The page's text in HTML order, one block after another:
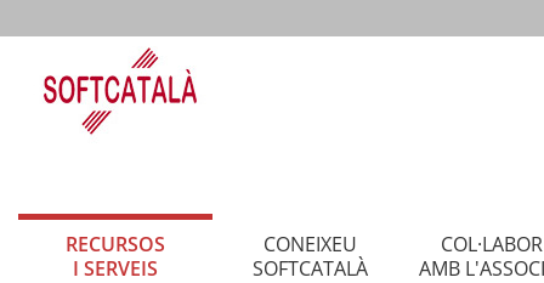
RECURSOS
I SERVEIS
CONEIXEU
SOFTCATALÀ
AMB